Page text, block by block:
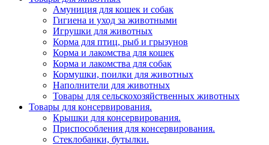
Амуниция для кошек и собак
Гигиена и уход за животными
Игрушки для животных
Корма для птиц, рыб и грызунов
Корма и лакомства для кошек
Корма и лакомства для собак
Кормушки, поилки для животных
Наполнители для животных
Товары для сельскохозяйственных животных
Товары для консервирования.
Крышки для консервирования.
Приспособления для консервирования.
Стеклобанки, бутылки.